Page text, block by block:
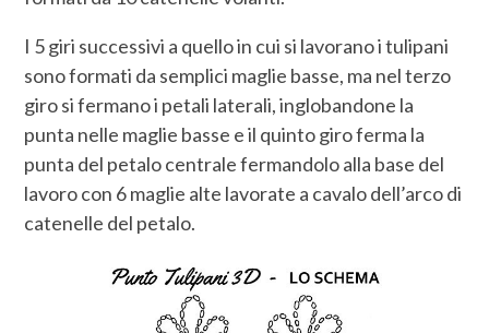
I 5 giri successivi a quello in cui si lavorano i tulipani
sono formati da semplici maglie basse, ma nel terzo
giro si fermano i petali laterali, inglobandone la
punta nelle maglie basse e il quinto giro ferma la
punta del petalo centrale fermandolo alla base del
lavoro con 6 maglie alte lavorate a cavalo dell’arco di
catenelle del petalo.